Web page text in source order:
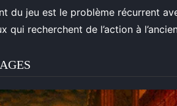
du jeu est le problème récurrent
qui recherchent de l’action à